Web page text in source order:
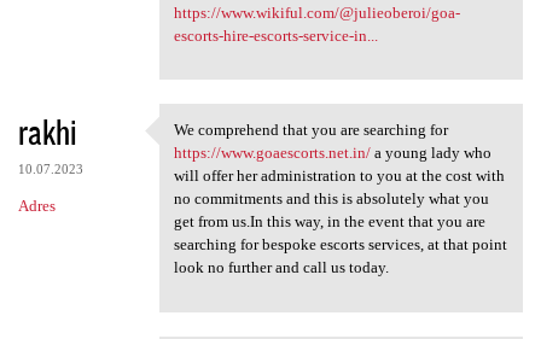
https://www.wikiful.com/@julieoberoi/goa-
escorts-hire-escorts-service-in...
rakhi
10.07.2023
Adres
We comprehend that you are
We comprehend that you are searching for
https://www.goaescorts.net.in/a young lady who
will offer her administration to you at the cost with
no commitments and this is absolutely what you
get from us.In this way, in the event that you are
searching for bespoke escorts services, at that point
look no further and call us today.